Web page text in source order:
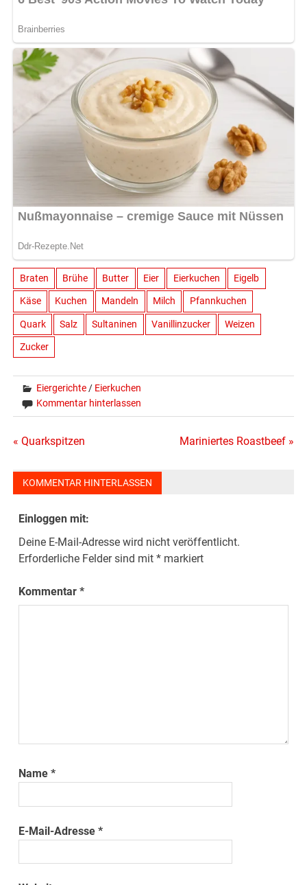
Braten Brühe Butter Eier Eierkuchen Eigelb
Käse Kuchen Mandeln Milch Pfannkuchen
Quark Salz Sultaninen Vanillinzucker Weizen
Zucker
Eiergerichte/ Eierkuchen
Kommentar hinterlassen
Beitragsnavigation
« Quarkspitzen Mariniertes Roastbeef »
KOMMENTAR HINTERLASSEN
Einloggen mit:
Deine E-Mail-Adresse wird nicht veröffentlicht.
Erforderliche Felder sind mit* markiert
Kommentar*
Name*
E-Mail-Adresse*